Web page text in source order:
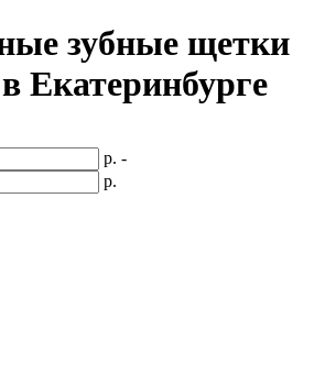
зубные щетки
Екатеринбурге
р. -
р.